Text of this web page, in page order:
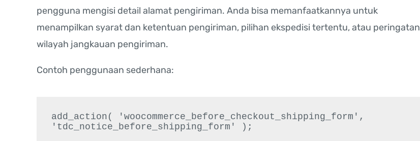
pengguna mengisi detail alamat pengiriman. Anda bisa memanfaatkannya untuk
menampilkan syarat dan ketentuan pengiriman, pilihan ekspedisi tertentu, atau peringatan
wilayah jangkauan pengiriman.
Contoh penggunaan sederhana:
add_action( 'woocommerce_before_checkout_shipping_form',
'tdc_notice_before_shipping_form' );